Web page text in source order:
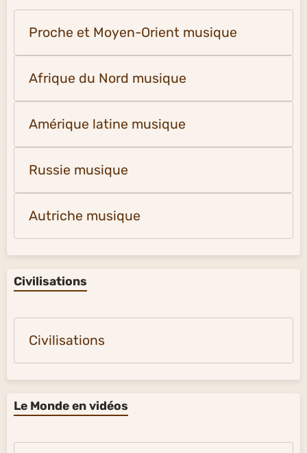
Proche et Moyen-Orient musique
Afrique du Nord musique
Amérique latine musique
Russie musique
Autriche musique
Civilisations
Civilisations
Le Monde en vidéos